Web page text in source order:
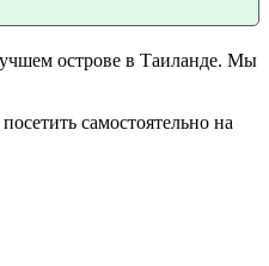
острове в Таиланде. Мы
самостоятельно на